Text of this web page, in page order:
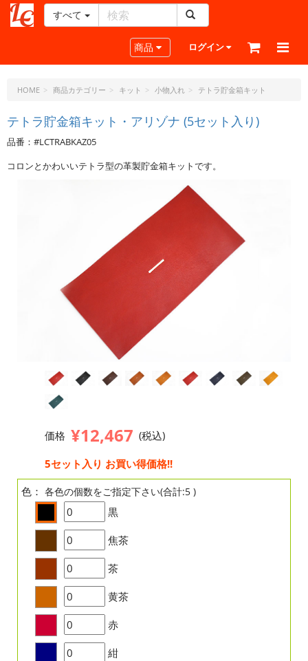
ー
ラ
ト・
ド
ッ
ト・
すべて
Toggle navigation
商品 ログイン
HOME 商品カテゴリー キット 小物入れ テトラ貯金箱キット
テトラ貯金箱キット・アリゾナ (5セット入り)
品番：#LCTRABKAZ05
コロンとかわいいテトラ型の革製貯金箱キットです。
価格 ¥12,467 (税込)
5セット入り お買い得価格!!
色： 各色の個数をご指定下さい(合計:5 )
黒
焦茶
茶
黄茶
赤
紺